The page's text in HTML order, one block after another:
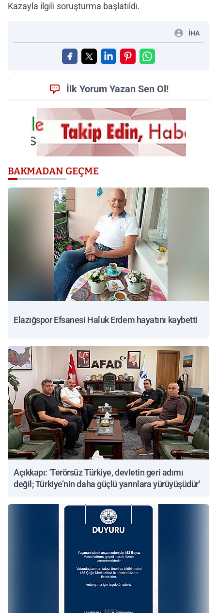
Kazayla ilgili soruşturma başlatıldı.
İHA
İlk Yorum Yazan Sen Ol!
BAKMADAN GEÇME
Elazığspor Efsanesi Haluk Erdem hayatını kaybetti
Açıkkapı: 'Terörsüz Türkiye, devletin geri adımı
değil; Türkiye’nin daha güçlü yarınlara yürüyüşüdür'